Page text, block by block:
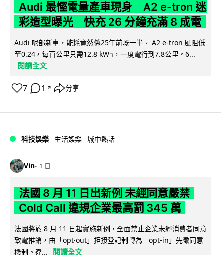
Audi 最慳電量產車現身 A2 e-tron 迷
彩造型曝光 快充 26 分鐘充滿 8 成電
Audi 呢部新車，能耗竟然係25年前嘅一半。 A2 e-tron 風阻低
至0.24，每百公里只需12.8 kWh，一度電行到7.8公里。6...
閱讀全文
7 1 ↗ 分享
科技娛樂 生活娛樂 城中熱話
Vin 1 日
法國 8 月 11 日出新例 未經同意嚴禁
Cold Call 違規企業最高罰 345 萬
法國將於 8 月 11 日起實施新例，全面禁止企業未經消費者同意
致電推銷，由「opt-out」拒接登記制轉為「opt-in」先徵同意
機制。違...
閱讀全文